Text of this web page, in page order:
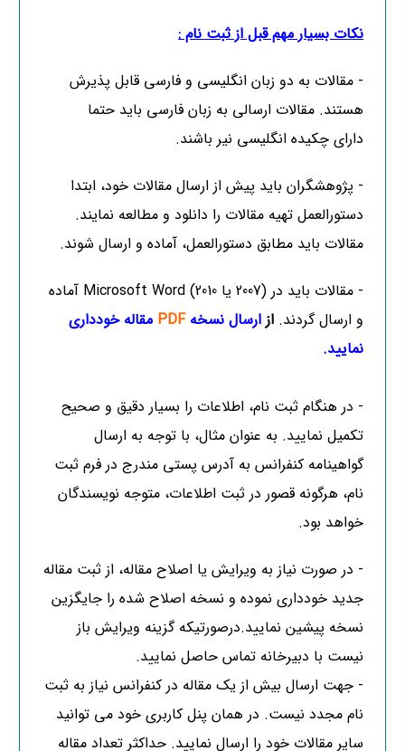
نکات بسیار مهم قبل از ثبت نام :
- مقالات به دو زبان انگلیسی و فارسی قابل پذیرش
هستند. مقالات ارسالی به زبان فارسی باید حتما
دارای چکیده انگلیسی نیر باشند.
- پژوهشگران باید پیش از ارسال مقالات خود، ابتدا
دستورالعمل تهیه مقالات را دانلود و مطالعه نمایند.
مقالات باید مطابق دستورالعمل، آماده و ارسال شوند.
- مقالات باید در (2007 یا 2010) Microsoft Word آماده
و ارسال گردند. ازارسال نسخهPDF مقاله خودداری
نمایید.
- در هنگام ثبت نام، اطلاعات را بسیار دقیق و صحیح
تکمیل نمایید. به عنوان مثال، با توجه به ارسال
گواهینامه کنفرانس به آدرس پستی مندرج در فرم ثبت
نام، هرگونه قصور در ثبت اطلاعات، متوجه نویسندگان
خواهد بود.
- در صورت نیاز به ویرایش یا اصلاح مقاله، از ثبت مقاله
جدید خودداری نموده و نسخه اصلاح شده را جایگزین
نسخه پیشین نمایید.درصورتیکه گزینه ویرایش باز
نیست با دبیرخانه تماس حاصل نمایید.
- جهت ارسال بیش از یک مقاله در کنفرانس نیاز به ثبت
نام مجدد نیست. در همان پنل کاربری خود می توانید
سایر مقالات خود را ارسال نمایید. حداکثر تعداد مقاله